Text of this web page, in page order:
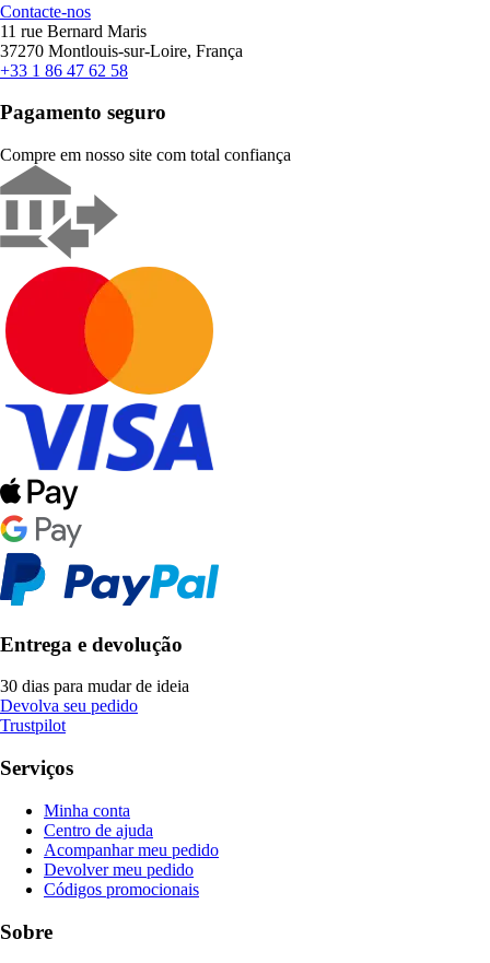
Contacte-nos
11 rue Bernard Maris
37270 Montlouis-sur-Loire, França
+33 1 86 47 62 58
Pagamento seguro
Compre em nosso site com total confiança
Entrega e devolução
30 dias para mudar de ideia
Devolva seu pedido
Trustpilot
Serviços
Minha conta
Centro de ajuda
Acompanhar meu pedido
Devolver meu pedido
Códigos promocionais
Sobre